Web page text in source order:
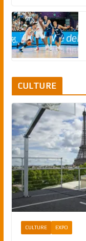
CULTURE
CULTURE EXPO